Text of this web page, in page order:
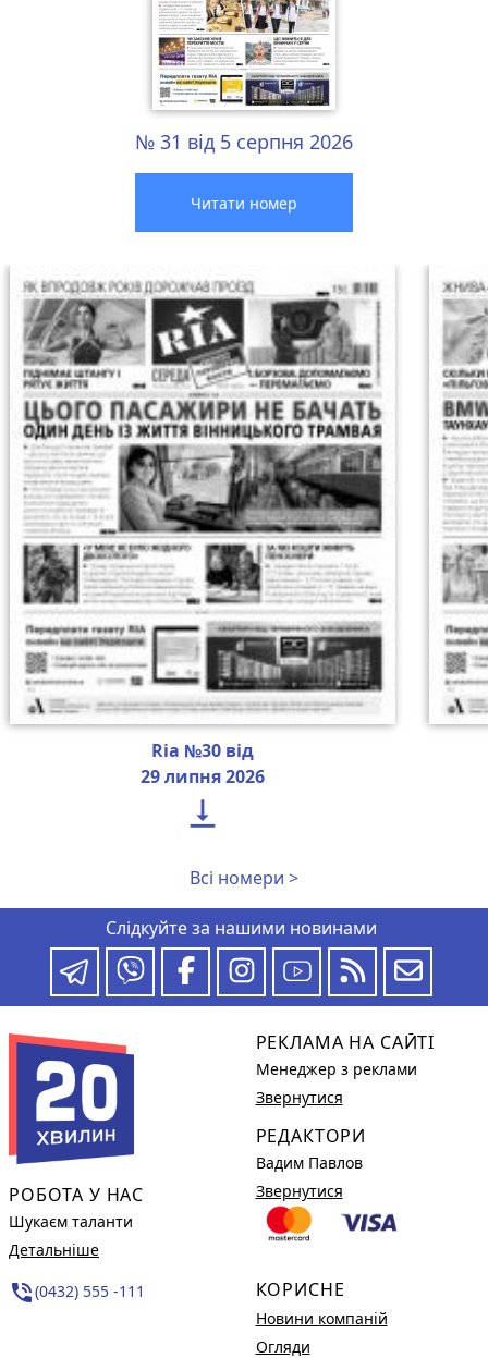
№ 31 від 5 серпня 2026
Читати номер
Ria №30 від
29 липня 2026

Всі номери >
Слідкуйте за нашими новинами
РОБОТА У НАС
Шукаєм таланти
Детальніше
phone_in_talk(0432) 555 -111
РЕКЛАМА НА САЙТІ
Менеджер з реклами
Звернутися
РЕДАКТОРИ
Вадим Павлов
Звернутися
КОРИСНЕ
Новини компаній
Огляди